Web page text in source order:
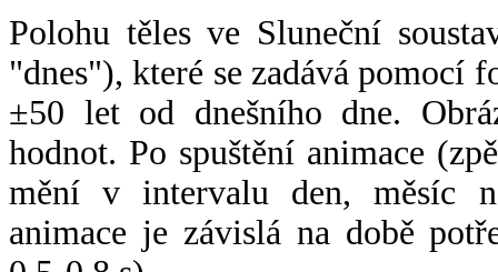
Polohu těles ve Sluneční
"dnes"), které se zadává pomocí
±50 let od dnešního dne.
hodnot. Po spuštění animace
mění v intervalu den, měsíc
animace je závislá na době